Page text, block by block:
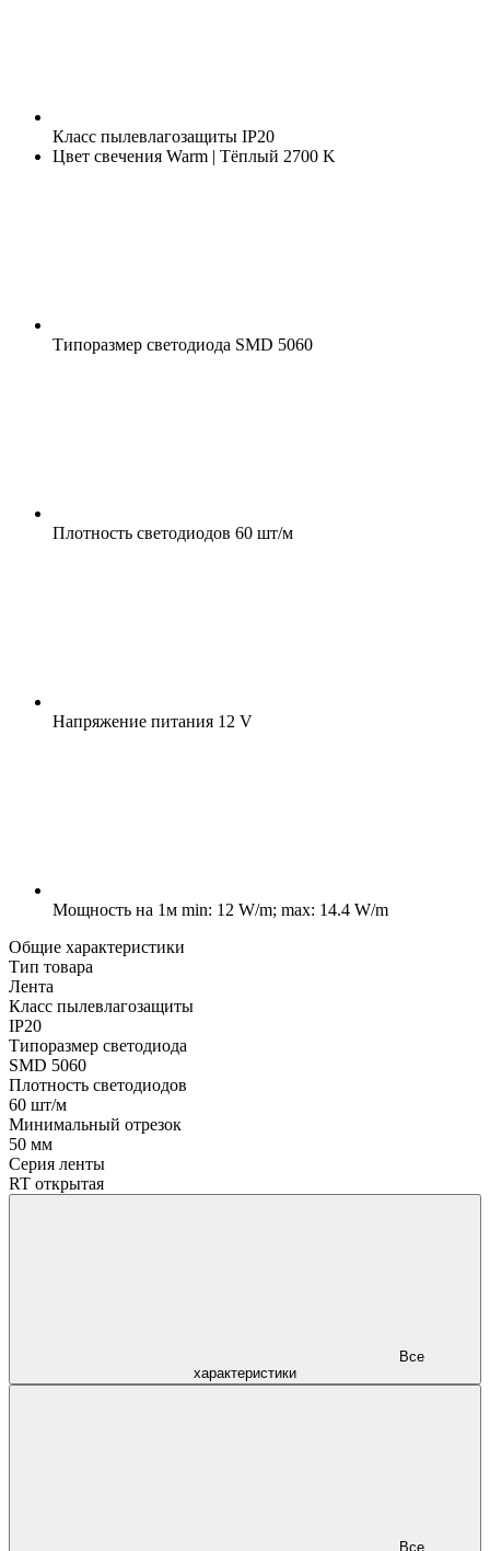
Класс пылевлагозащиты IP20
Цвет свечения Warm | Тёплый 2700 K
Типоразмер светодиода SMD 5060
Плотность светодиодов 60 шт/м
Напряжение питания 12 V
Мощность на 1м min: 12 W/m; max: 14.4 W/m
Общие характеристики
Тип товара
Лента
Класс пылевлагозащиты
IP20
Типоразмер светодиода
SMD 5060
Плотность светодиодов
60 шт/м
Минимальный отрезок
50 мм
Серия ленты
RT открытая
характеристики